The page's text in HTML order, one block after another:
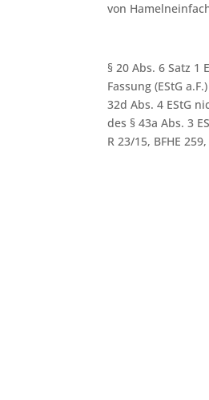
von
§ 20 Abs. 6 Satz
Fassung (EStG
32d Abs. 4 EStG
des § 43a Abs. 3
R 23/15, BFHE